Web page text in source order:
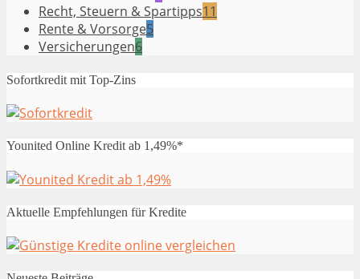
Recht, Steuern & Spartipps11
Rente & Vorsorge5
Versicherungen6
Sofortkredit mit Top-Zins
Younited Online Kredit ab 1,49%*
Aktuelle Empfehlungen für Kredite